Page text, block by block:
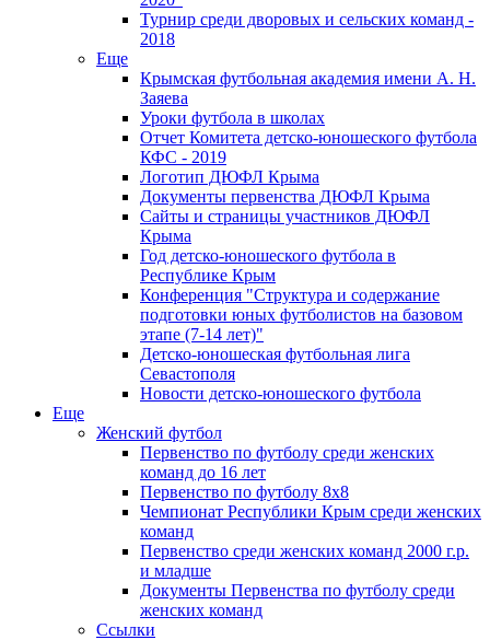
Турнир среди дворовых и сельских команд -
2018
Еще
Крымская футбольная академия имени А. Н.
Заяева
Уроки футбола в школах
Отчет Комитета детско-юношеского футбола
КФС - 2019
Логотип ДЮФЛ Крыма
Документы первенства ДЮФЛ Крыма
Сайты и страницы участников ДЮФЛ
Крыма
Год детско-юношеского футбола в
Республике Крым
Конференция "Структура и содержание
подготовки юных футболистов на базовом
этапе (7-14 лет)"
Детско-юношеская футбольная лига
Севастополя
Новости детско-юношеского футбола
Еще
Женский футбол
Первенство по футболу среди женских
команд до 16 лет
Первенство по футболу 8х8
Чемпионат Республики Крым среди женских
команд
Первенство среди женских команд 2000 г.р.
и младше
Документы Первенства по футболу среди
женских команд
Ссылки